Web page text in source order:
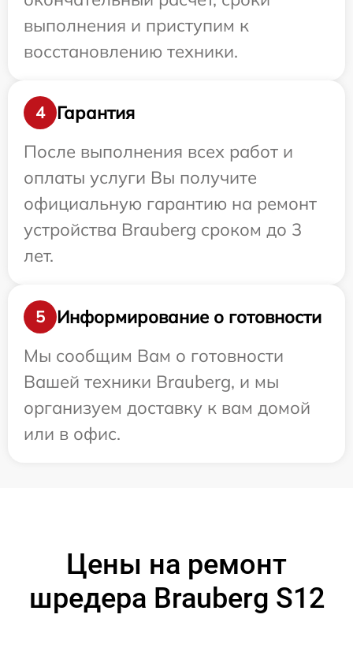
выполнения и приступим к
восстановлению техники.
4
Гарантия
После выполнения всех работ и
оплаты услуги Вы получите
официальную гарантию на ремонт
устройства Brauberg сроком до 3
лет.
5
Информирование о готовности
Мы сообщим Вам о готовности
Вашей техники Brauberg, и мы
организуем доставку к вам домой
или в офис.
Цены на ремонт
шредера Brauberg S12